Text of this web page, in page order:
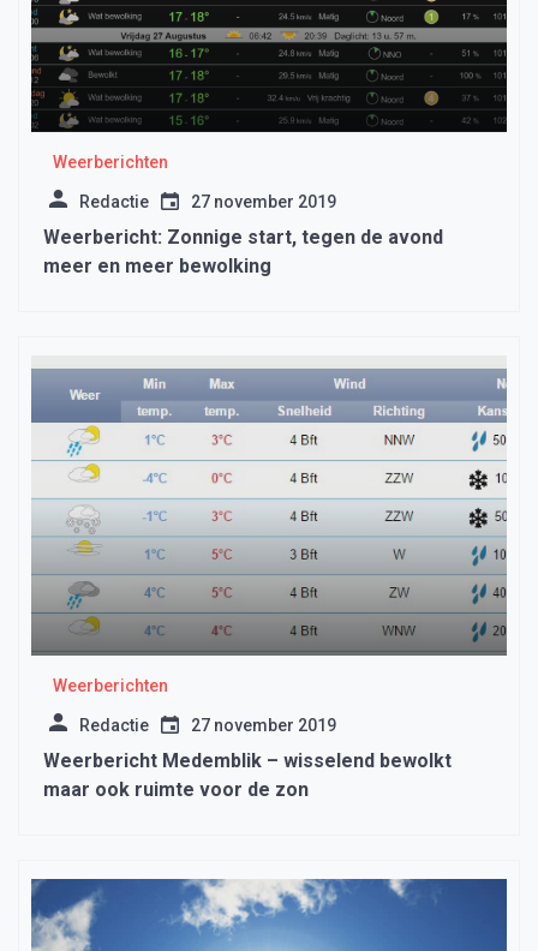
Weerberichten
Redactie 27 november 2019
Weerbericht: Zonnige start, tegen de avond
meer en meer bewolking
Weerberichten
Redactie 27 november 2019
Weerbericht Medemblik – wisselend bewolkt
maar ook ruimte voor de zon